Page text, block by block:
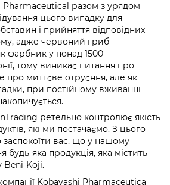
Pharmaceutical разом з урядом
цього випадку для
і прийняття відповідних
адже червоний гриб
фарбник у понад 1500
тому виникає питання про
про миттєве отруєння, але як
при постійному вживанні
ретельно контролює якість
які ми постачаємо. З цього
вас, що у нашому
будь-яка продукція, яка містить
Beni-Koji.